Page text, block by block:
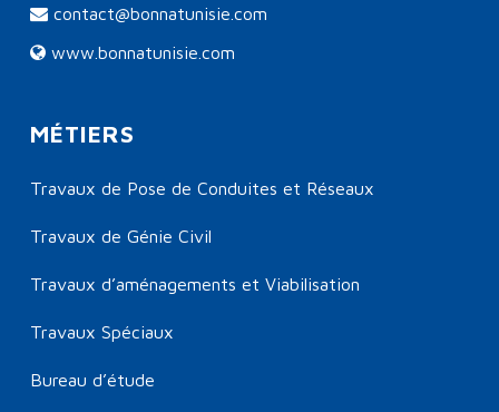
contact@bonnatunisie.com
www.bonnatunisie.com
MÉTIERS
Travaux de Pose de Conduites et Réseaux
Travaux de Génie Civil
Travaux d’aménagements et Viabilisation
Travaux Spéciaux
Bureau d’étude